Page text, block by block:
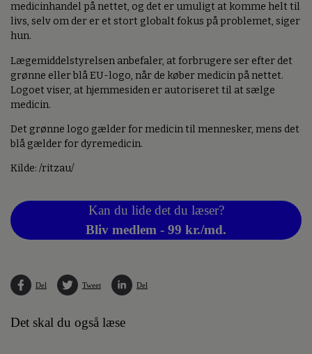
medicinhandel på nettet, og det er umuligt at komme helt til
livs, selv om der er et stort globalt fokus på problemet, siger
hun.
Lægemiddelstyrelsen anbefaler, at forbrugere ser efter det
grønne eller blå EU-logo, når de køber medicin på nettet.
Logoet viser, at hjemmesiden er autoriseret til at sælge
medicin.
Det grønne logo gælder for medicin til mennesker, mens det
blå gælder for dyremedicin.
Kilde: /ritzau/
Kan du lide det du læser?
Bliv medlem - 99 kr./md.
Del Tweet Del
Det skal du også læse